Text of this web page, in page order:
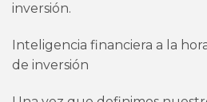
inversión.
Inteligencia financiera a la
de inversión